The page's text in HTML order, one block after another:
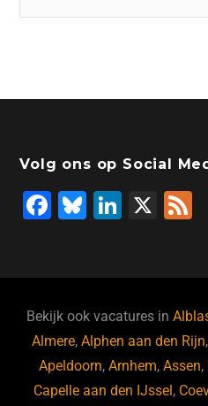
Volg ons op Social
F
b
o
o
Bl
ky
Li
dI
n
X
Bekijk ook vacatures in
Almere,Alphen aan den Rijn
Apeldoorn,Arnhem,Assen,
Capelle aan den IJssel,